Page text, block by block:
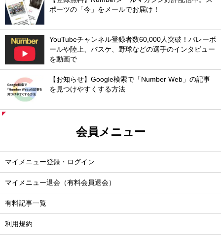
ポーツの「今」をメールでお届け！
YouTubeチャンネル登録者数60,000人突破！バレーボ
ールや陸上、バスケ、野球などの選手のインタビュー
を動画で
【お知らせ】Google検索で「Number Web」の記事
を見つけやすくする方法
会員メニュー
マイメニュー登録・ログイン
マイメニュー退会（有料会員退会）
有料記事一覧
利用規約